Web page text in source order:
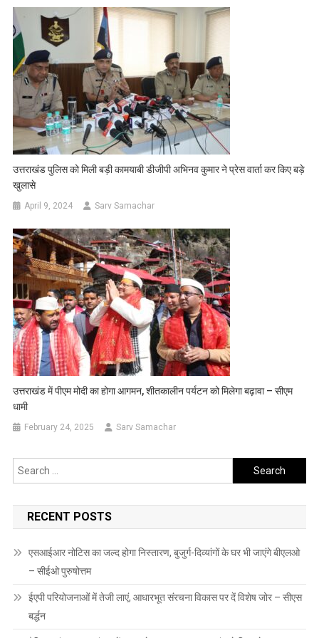
उत्तराखंड पुलिस को मिली बड़ी कामयाबी डीजीपी अभिनव कुमार ने प्रेस वार्ता कर किए बड़े
खुलासे
April 9, 2024 Sarv Samachar
उत्तराखंड में पीएम मोदी का होगा आगमन, शीतकालीन पर्यटन को मिलेगा बढ़ावा – सीएम
धामी
February 24, 2025 Sarv Samachar
Search
for:
RECENT POSTS
एसआईआर नोटिस का जल्द होगा निस्तारण, बुजुर्ग-दिव्यांगों के घर भी जाएंगे बीएलओ
– सीईओ पुरुषोत्तम
ईएपी परियोजनाओं में तेजी लाएं, आधारभूत संरचना विकास पर दें विशेष जोर – सीएस
बर्द्धन